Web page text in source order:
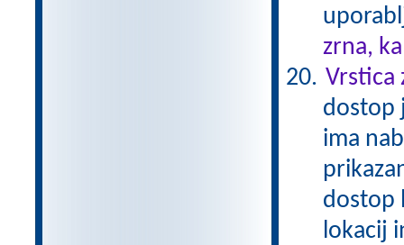
zrna,
Vrstica
dostop
ima
dostop
lokacij